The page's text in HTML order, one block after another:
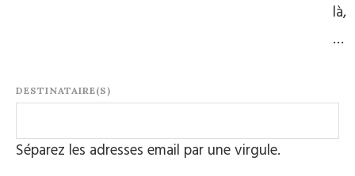
là,
…
DESTINATAIRE(S)
Séparez les adresses email par une virgule.